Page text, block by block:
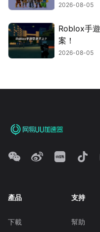
2026-08-05
Roblox手
案！
2026-08-05
產品
下載
支持
幫助